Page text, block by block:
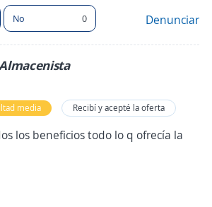
No 0 Denunciar
media Recibí y acepté la oferta
los beneficios todo lo q ofrecía la